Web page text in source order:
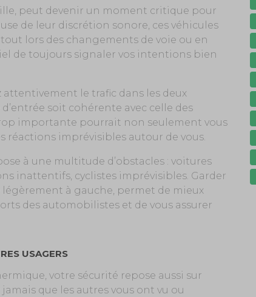
peut devenir un moment critique pour
de leur discrétion sonore, ces véhicules
lors des changements de voie ou en
de toujours signaler vos intentions bien
attentivement le trafic dans les deux
soit cohérente avec celle des
importante pourrait non seulement vous
réactions imprévisibles autour de vous.
à une multitude d’obstacles : voitures
inattentifs, cyclistes imprévisibles. Garder
à gauche, permet de mieux
des automobilistes et de vous assurer
USAGERS
votre sécurité repose aussi sur
que les autres vous ont vu ou